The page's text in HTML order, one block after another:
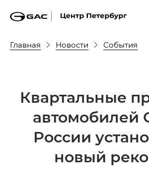
Главная Новости События
Квартальные
автомобилей
России
новый